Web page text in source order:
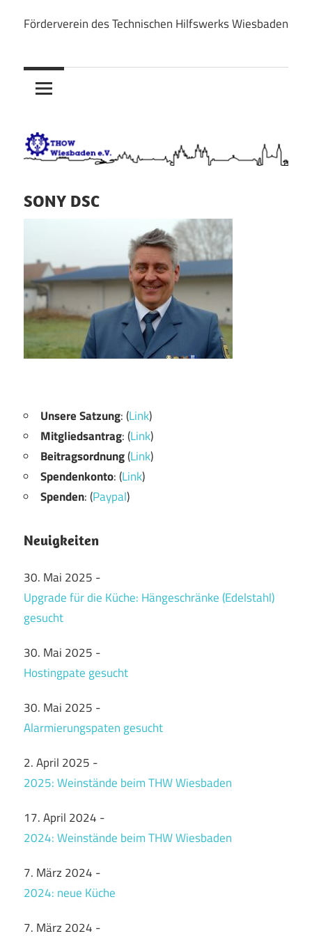
Inhalt
THOW
Wiesbaden
Förderverein des Technischen Hilfswerks Wiesbaden
SONY DSC
Unsere Satzung: (Link)
Mitgliedsantrag: (Link)
Beitragsordnung(Link)
Spendenkonto: (Link)
Spenden: (Paypal)
Neuigkeiten
30. Mai 2025 -
Upgrade für die Küche: Hängeschränke (Edelstahl)
gesucht
30. Mai 2025 -
Hostingpate gesucht
30. Mai 2025 -
Alarmierungspaten gesucht
2. April 2025 -
2025: Weinstände beim THW Wiesbaden
17. April 2024 -
2024: Weinstände beim THW Wiesbaden
7. März 2024 -
2024: neue Küche
7. März 2024 -